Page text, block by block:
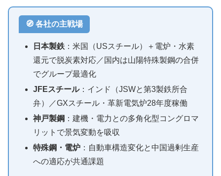
🧭 各社の主戦場
日本製鉄 ：米国（USスチール）＋電炉・水素
還元で脱炭素対応／国内は山陽特殊製鋼の合併
でグループ最適化
JFEスチール：インド（JSWと第3製鉄所合
弁）／GXスチール・革新電気炉28年度稼働
神戸製鋼 ：建機・電力との多角化型コングロマ
リットで景気変動を吸収
特殊鋼・電炉 ：自動車構造変化と中国過剰生産
への適応が共通課題